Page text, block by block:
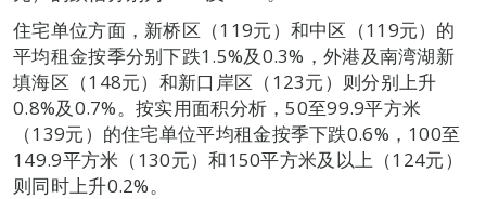
住宅单位方面，新桥区（119元）和中区（119元）的
平均租金按季分别下跌1.5%及0.3%，外港及南湾湖新
填海区（148元）和新口岸区（123元）则分别上升
0.8%及0.7%。按实用面积分析，50至99.9平方米
（139元）的住宅单位平均租金按季下跌0.6%，100至
149.9平方米（130元）和150平方米及以上（124元）
则同时上升0.2%。